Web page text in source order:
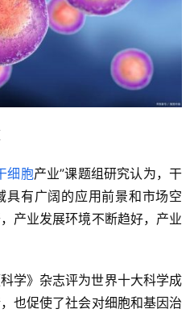
细胞产业”课题组研究认为，干
具有广阔的应用前景和市场空
产业发展环境不断趋好，产业
学》杂志评为世界十大科学成
也促使了社会对细胞和基因治